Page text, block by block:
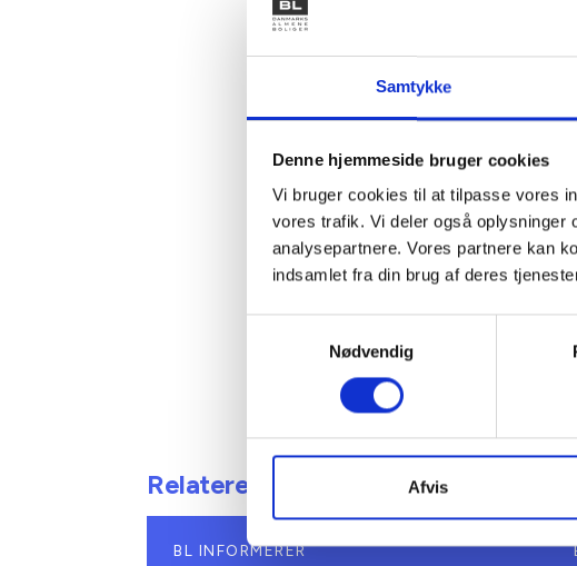
Samtykke
Denne hjemmeside bruger cookies
Vi bruger cookies til at tilpasse vores
vores trafik. Vi deler også oplysninger
analysepartnere. Vores partnere kan
indsamlet fra din brug af deres
Nødvendig
Afvis
Kontakt
Dorte
Tlf: 28 88 18 72
Mail: dhj@bl.dk
Relateret indhold
BL INFORMERER